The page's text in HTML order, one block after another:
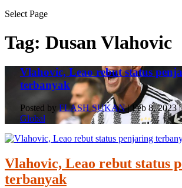
Select Page
Tag: Dusan Vlahovic
Vlahovic, Leao rebut status
terbanyak
Posted byFLASH SUKAN|Feb 8, 2023
Global
Vlahovic, Leao rebut status
terbanyak